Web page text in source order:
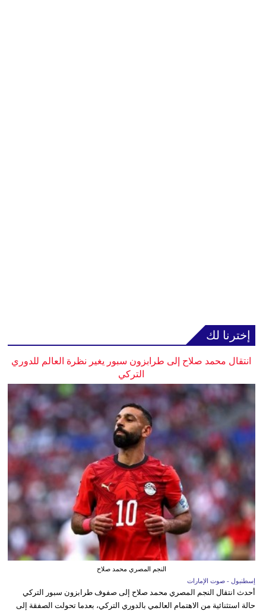
إخترنا لك
انتقال محمد صلاح إلى طرابزون سبور يغير نظرة العالم للدوري
التركي
النجم المصري محمد صلاح
إسطنبول - صوت الإمارات
أحدث انتقال النجم المصري محمد صلاح إلى صفوف طرابزون سبور التركي
حالة استثنائية من الاهتمام العالمي بالدوري التركي، بعدما تحولت الصفقة إلى